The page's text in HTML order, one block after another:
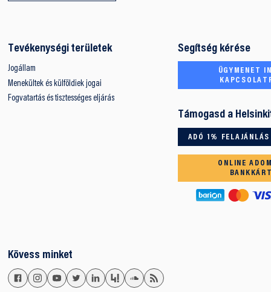
Tevékenységi területek
Jogállam
Menekültek és külföldiek jogai
Fogvatartás és tisztességes eljárás
Segítség kérése
ÜGYMENET
Támogasd a
ADÓ 1% FELAJÁNLÁS
ONLINE
Kövess minket